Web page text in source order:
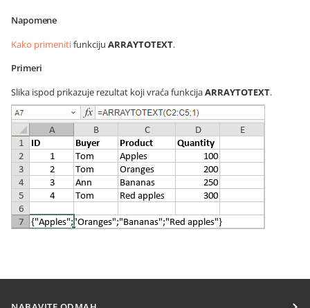
Napomene
Kako primenitifunkciju ARRAYTOTEXT.
Primeri
Slika ispod prikazuje rezultat koji vraća funkcijaARRAYTOTEXT.